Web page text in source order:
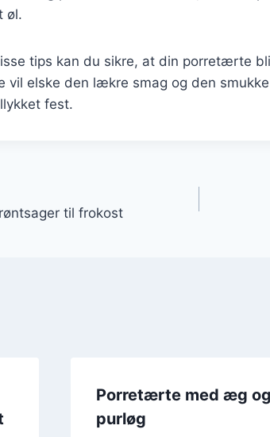
øl.
tips kan du sikre, at din porretærte
vil elske den lækre smag og den
fest.
til frokost
Porretærte med æg og
purløg